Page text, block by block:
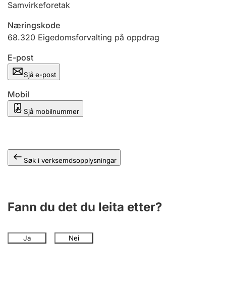
Andre tema
Samvirkeforetak
Næringskode
68.320 Eigedomsforvalting på oppdrag
E-post
Sjå e-post
Mobil
Sjå mobilnummer
Søk i verksemdsopplysningar
Fann du det du leita etter?
Ja Nei